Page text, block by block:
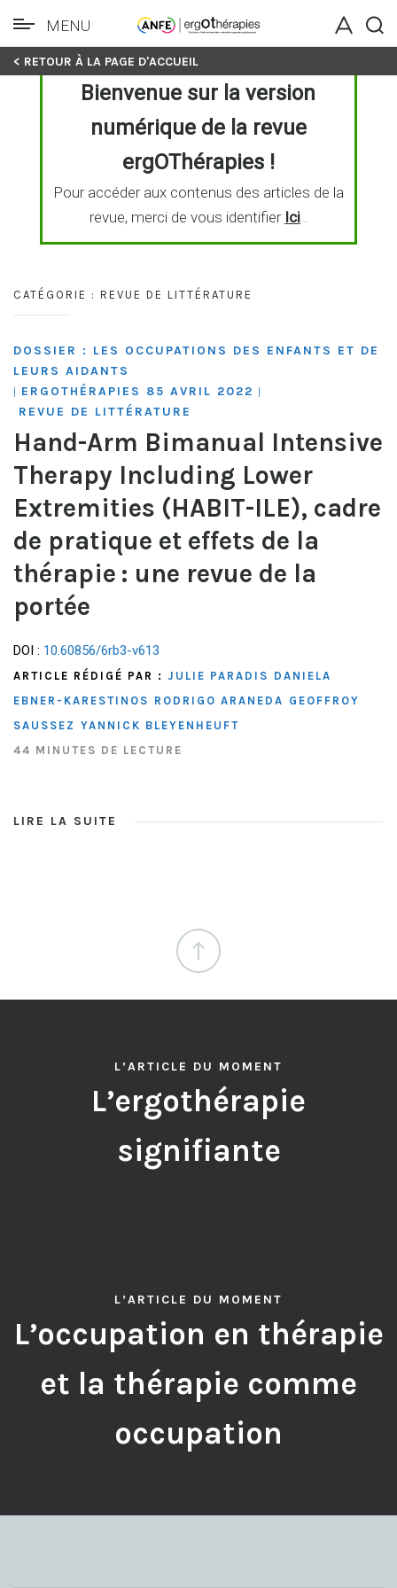
Skip
MENU
< RETOUR À LA PAGE D'ACCUEIL
Bienvenue sur la version
numérique de la revue
ergOThérapies !
Pour accéder aux contenus des articles de la
revue, merci de vous identifier Ici.
CATÉGORIE : REVUE DE LITTÉRATURE
DOSSIER : LES OCCUPATIONS DES ENFANTS ET DE
LEURS AIDANTS
| ERGOTHÉRAPIES 85 AVRIL 2022 |
REVUE DE LITTÉRATURE
Hand-Arm Bimanual Intensive
Therapy Including Lower
Extremities (HABIT-ILE), cadre
de pratique et effets de la
thérapie : une revue de la
portée
DOI : 10.60856/6rb3-v613
ARTICLE RÉDIGÉ PAR : JULIE PARADIS DANIELA
EBNER-KARESTINOS RODRIGO ARANEDA GEOFFROY
SAUSSEZ YANNICK BLEYENHEUFT
44 MINUTES DE LECTURE
LIRE LA SUITE
L’ARTICLE DU MOMENT
L’ergothérapie
signifiante
L’ARTICLE DU MOMENT
L’occupation en thérapie
et la thérapie comme
occupation